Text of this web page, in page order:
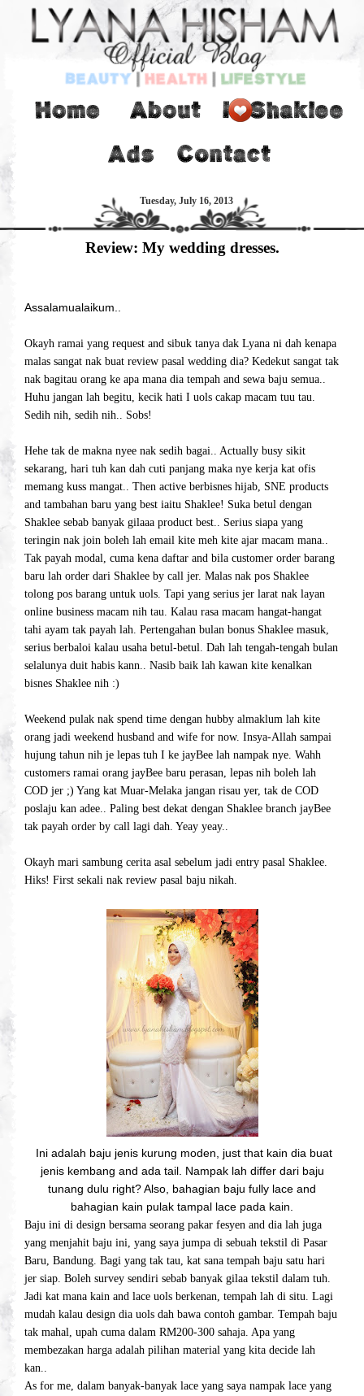
Tuesday, July 16, 2013
Review: My wedding dresses.
Assalamualaikum..
Okayh ramai yang request and sibuk tanya dak Lyana ni dah kenapa
malas sangat nak buat review pasal wedding dia? Kedekut sangat tak
nak bagitau orang ke apa mana dia tempah and sewa baju semua..
Huhu jangan lah begitu, kecik hati I uols cakap macam tuu tau.
Sedih nih, sedih nih.. Sobs!
Hehe tak de makna nyee nak sedih bagai.. Actually busy sikit
sekarang, hari tuh kan dah cuti panjang maka nye kerja kat ofis
memang kuss mangat.. Then active berbisnes hijab, SNE products
and tambahan baru yang best iaitu Shaklee! Suka betul dengan
Shaklee sebab banyak gilaaa product best.. Serius siapa yang
teringin nak join boleh lah email kite meh kite ajar macam mana..
Tak payah modal, cuma kena daftar and bila customer order barang
baru lah order dari Shaklee by call jer. Malas nak pos Shaklee
tolong pos barang untuk uols. Tapi yang serius jer larat nak layan
online business macam nih tau. Kalau rasa macam hangat-hangat
tahi ayam tak payah lah. Pertengahan bulan bonus Shaklee masuk,
serius berbaloi kalau usaha betul-betul. Dah lah tengah-tengah bulan
selalunya duit habis kann.. Nasib baik lah kawan kite kenalkan
bisnes Shaklee nih :)
Weekend pulak nak spend time dengan hubby almaklum lah kite
orang jadi weekend husband and wife for now. Insya-Allah sampai
hujung tahun nih je lepas tuh I ke jayBee lah nampak nye. Wahh
customers ramai orang jayBee baru perasan, lepas nih boleh lah
COD jer ;) Yang kat Muar-Melaka jangan risau yer, tak de COD
poslaju kan adee.. Paling best dekat dengan Shaklee branch jayBee
tak payah order by call lagi dah. Yeay yeay..
Okayh mari sambung cerita asal sebelum jadi entry pasal Shaklee.
Hiks! First sekali nak review pasal baju nikah.
Ini adalah baju jenis kurung moden, just that kain dia buat
jenis kembang and ada tail. Nampak lah differ dari baju
tunang dulu right? Also, bahagian baju fully lace and
bahagian kain pulak tampal lace pada kain.
Baju ini di design bersama seorang pakar fesyen and dia lah juga
yang menjahit baju ini, yang saya jumpa di sebuah tekstil di Pasar
Baru, Bandung. Bagi yang tak tau, kat sana tempah baju satu hari
jer siap. Boleh survey sendiri sebab banyak gilaa tekstil dalam tuh.
Jadi kat mana kain and lace uols berkenan, tempah lah di situ. Lagi
mudah kalau design dia uols dah bawa contoh gambar. Tempah baju
tak mahal, upah cuma dalam RM200-300 sahaja. Apa yang
membezakan harga adalah pilihan material yang kita decide lah
kan..
As for me, dalam banyak-banyak lace yang saya nampak lace yang